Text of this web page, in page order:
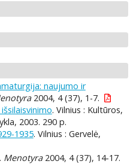
naujumo ir
2004, 4 (37), 1-7.
. Vilnius : Kultūros,
2003. 290 p.
1935. Vilnius : Gervelė,
. Menotyra2004, 4 (37), 14-17.